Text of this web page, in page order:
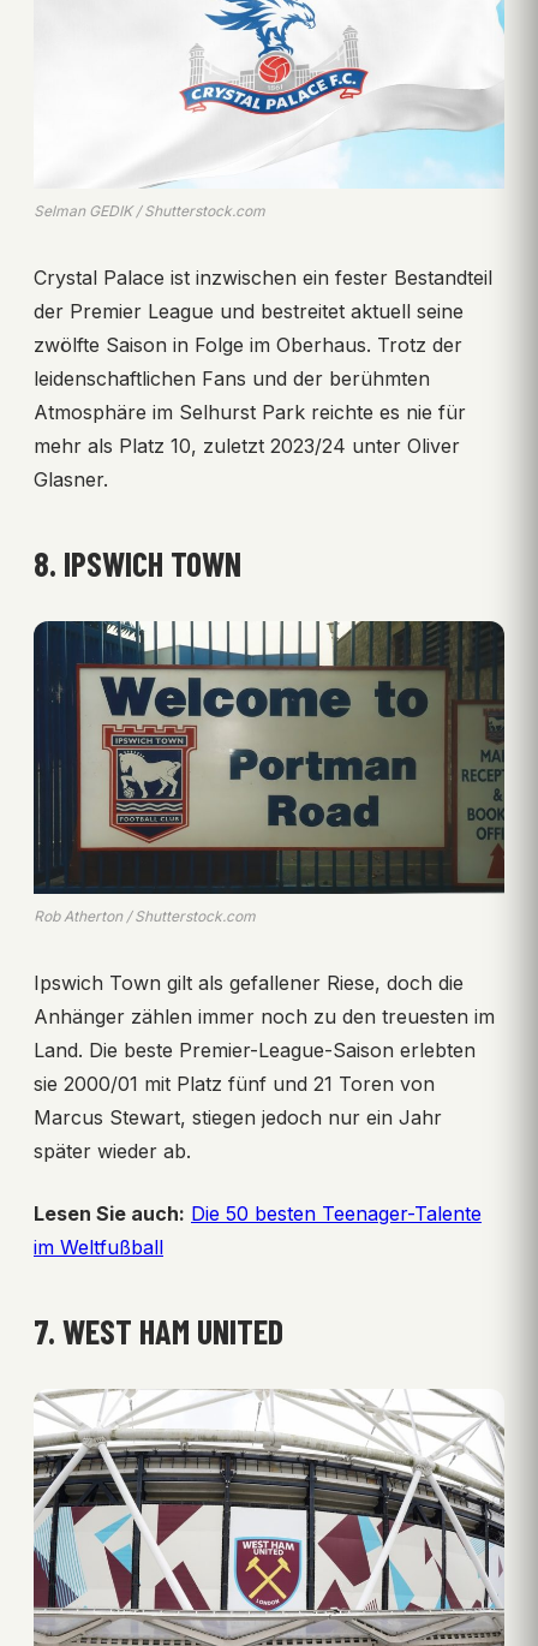
Selman GEDIK / Shutterstock.com
Crystal Palace ist inzwischen ein fester Bestandteil
der Premier League und bestreitet aktuell seine
zwölfte Saison in Folge im Oberhaus. Trotz der
leidenschaftlichen Fans und der berühmten
Atmosphäre im Selhurst Park reichte es nie für
mehr als Platz 10, zuletzt 2023/24 unter Oliver
Glasner.
8. IPSWICH TOWN
Rob Atherton / Shutterstock.com
Ipswich Town gilt als gefallener Riese, doch die
Anhänger zählen immer noch zu den treuesten im
Land. Die beste Premier-League-Saison erlebten
sie 2000/01 mit Platz fünf und 21 Toren von
Marcus Stewart, stiegen jedoch nur ein Jahr
später wieder ab.
Lesen Sie auch: Die 50 besten Teenager-Talente
im Weltfußball
7. WEST HAM UNITED